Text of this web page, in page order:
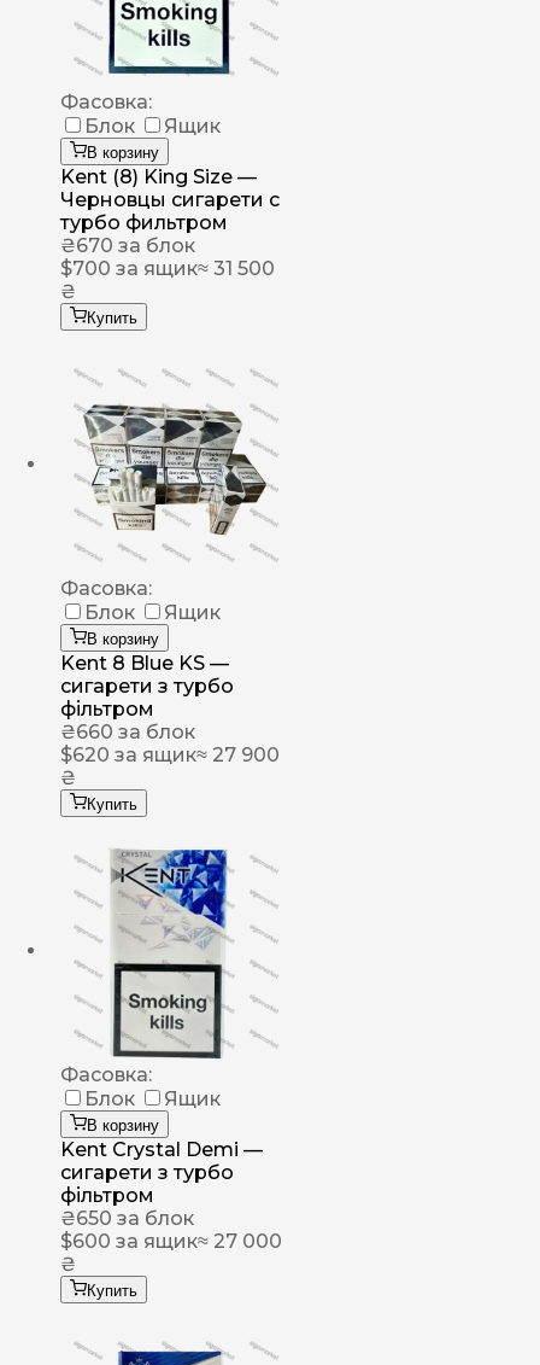
Фасовка:
Блок
Ящик
В корзину
Kent (8) King Size —
Черновцы сигарети с
турбо фильтром
₴670 за блок
$700 за ящик≈ 31 500
₴
Купить
Фасовка:
Блок
Ящик
В корзину
Kent 8 Blue KS —
сигарети з турбо
фільтром
₴660 за блок
$620 за ящик≈ 27 900
₴
Купить
Фасовка:
Блок
Ящик
В корзину
Kent Crystal Demi —
сигарети з турбо
фільтром
₴650 за блок
$600 за ящик≈ 27 000
₴
Купить